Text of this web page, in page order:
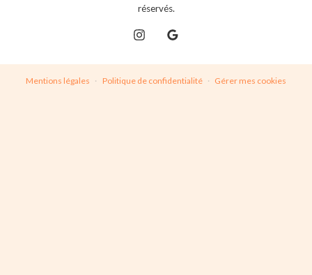
réservés.
Mentions légales · Politique de confidentialité · Gérer mes cookies